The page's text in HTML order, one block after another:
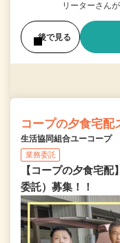
リーターさん
後で見る
コープの夕食宅配
生活協同組合ユーコープ
業務委託
【コープの夕食宅
委託）募集！！